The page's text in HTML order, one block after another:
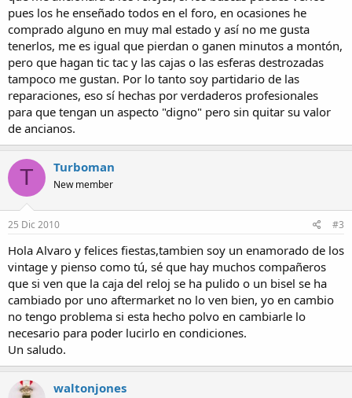
pues los he enseñado todos en el foro, en ocasiones he
comprado alguno en muy mal estado y así no me gusta
tenerlos, me es igual que pierdan o ganen minutos a montón,
pero que hagan tic tac y las cajas o las esferas destrozadas
tampoco me gustan. Por lo tanto soy partidario de las
reparaciones, eso sí hechas por verdaderos profesionales
para que tengan un aspecto "digno" pero sin quitar su valor
de ancianos.
T Turboman
New member
25 Dic 2010 #3
Hola Alvaro y felices fiestas,tambien soy un enamorado de los
vintage y pienso como tú, sé que hay muchos compañeros
que si ven que la caja del reloj se ha pulido o un bisel se ha
cambiado por uno aftermarket no lo ven bien, yo en cambio
no tengo problema si esta hecho polvo en cambiarle lo
necesario para poder lucirlo en condiciones.
Un saludo.
waltonjones